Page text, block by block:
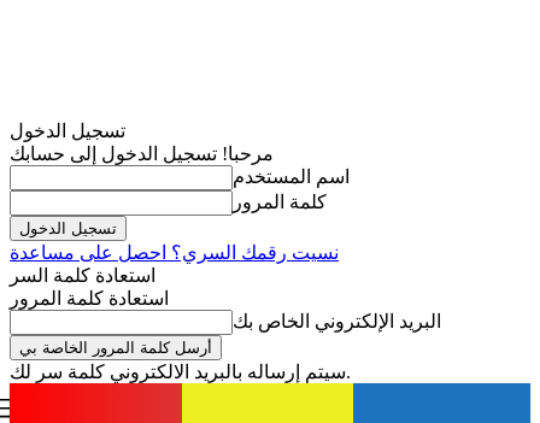
تسجيل الدخول
مرحبا! تسجيل الدخول إلى حسابك
اسم المستخدم
كلمة المرور
نسيت رقمك السري؟ احصل على مساعدة
استعادة كلمة السر
استعادة كلمة المرور
البريد الإلكتروني الخاص بك
سيتم إرساله بالبريد الالكتروني كلمة سر لك.